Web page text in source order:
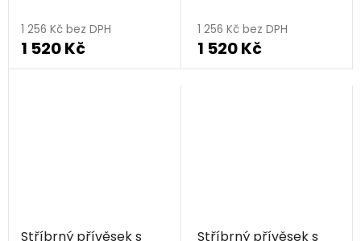
1 256 Kč bez DPH
1 520 Kč
1 256 Kč bez DPH
1 520 Kč
Stříbrný přívěsek s
Stříbrný přívěsek s